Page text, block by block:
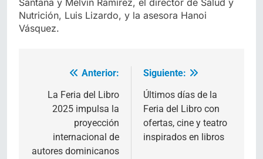
Santana y Melvin Ramírez, el director de Salud y
Nutrición, Luis Lizardo, y la asesora Hanoi
Vásquez.
Navegación
entradas
Anterior:
La Feria del Libro
2025 impulsa la
proyección
internacional de
autores dominicanos
Siguiente:
Últimos días de la
Feria del Libro con
ofertas, cine y teatro
inspirados en libros